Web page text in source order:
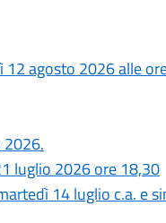
12 agosto 2026 alle
2026.
luglio 2026 ore 18,30
14 luglio c.a. e